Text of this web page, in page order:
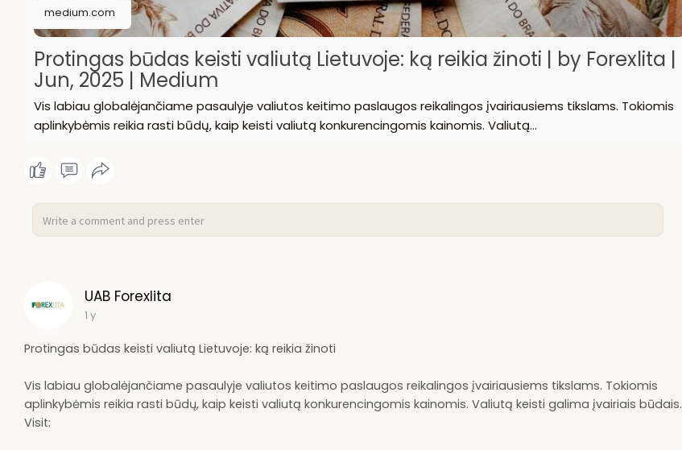
medium.com
Protingas būdas keisti valiutą Lietuvoje: ką reikia žinoti | by Forexlita |
Jun, 2025 | Medium
Vis labiau globalėjančiame pasaulyje valiutos keitimo paslaugos reikalingos įvairiausiems tikslams. Tokiomis
aplinkybėmis reikia rasti būdų, kaip keisti valiutą konkurencingomis kainomis. Valiutą…
UAB Forexlita
1 y
Protingas būdas keisti valiutą Lietuvoje: ką reikia žinoti
Vis labiau globalėjančiame pasaulyje valiutos keitimo paslaugos reikalingos įvairiausiems tikslams. Tokiomis
aplinkybėmis reikia rasti būdų, kaip keisti valiutą konkurencingomis kainomis. Valiutą keisti galima įvairiais būdais.
Visit: